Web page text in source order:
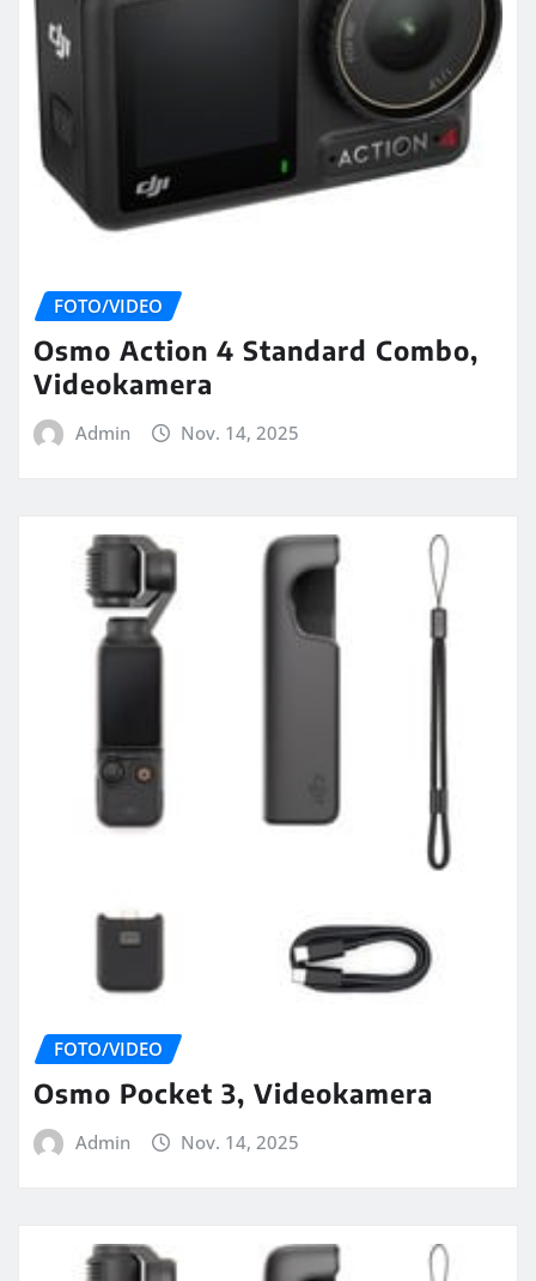
FOTO/VIDEO
Osmo Action 4 Standard Combo,
Videokamera
Admin Nov. 14, 2025
FOTO/VIDEO
Osmo Pocket 3, Videokamera
Admin Nov. 14, 2025